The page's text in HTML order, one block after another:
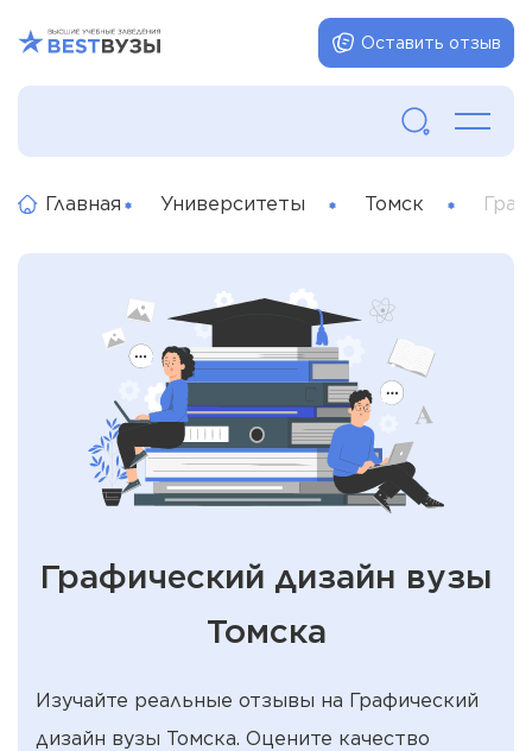
Оставить отзыв
Главная Университеты Томск
Графический дизайн вузы
Томска
Изучайте реальные отзывы на Графический
дизайн вузы Томска. Оцените качество